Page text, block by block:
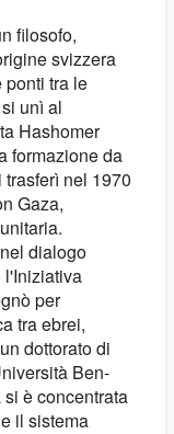
filosofo,
svizzera
ponti tra le
unì al
Hashomer
formazione da
nel 1970
Gaza,
dialogo
l'Iniziativa
per
tra ebrei,
dottorato di
Ben-
è concentrata
il sistema